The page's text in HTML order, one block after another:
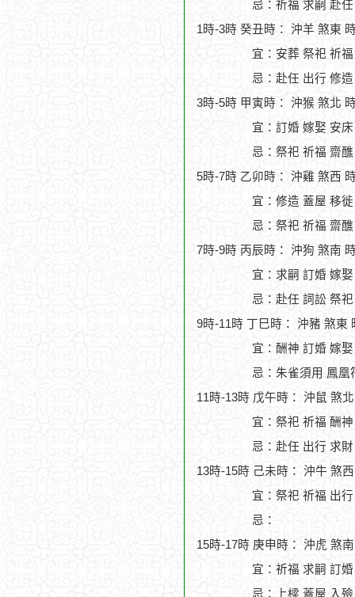
忌：祈福 求嗣 赴
1時-3時 癸丑時： 沖羊 煞東
宜：安葬 祭祀 祈
忌：赴任 出行 修造
3時-5時 甲寅時： 沖猴 煞北
宜：訂婚 嫁娶 安
忌：祭祀 祈福 齋
5時-7時 乙卯時： 沖雞 煞西
宜：修造 蓋屋 移
忌：祭祀 祈福 齋
7時-9時 丙辰時： 沖狗 煞南
宜：求嗣 訂婚 嫁
忌：赴任 詞訟 祭
9時-11時 丁巳時： 沖豬 煞東
宜：酬神 訂婚 嫁
忌：朱雀須用 鳳凰
11時-13時 戊午時： 沖鼠 煞
宜：祭祀 祈福 酬
忌：赴任 出行 求財
13時-15時 己未時： 沖牛 煞
宜：祭祀 祈福 出
忌：
15時-17時 庚申時： 沖虎 煞
宜：祈福 求嗣 訂
忌：上樑 蓋屋 入